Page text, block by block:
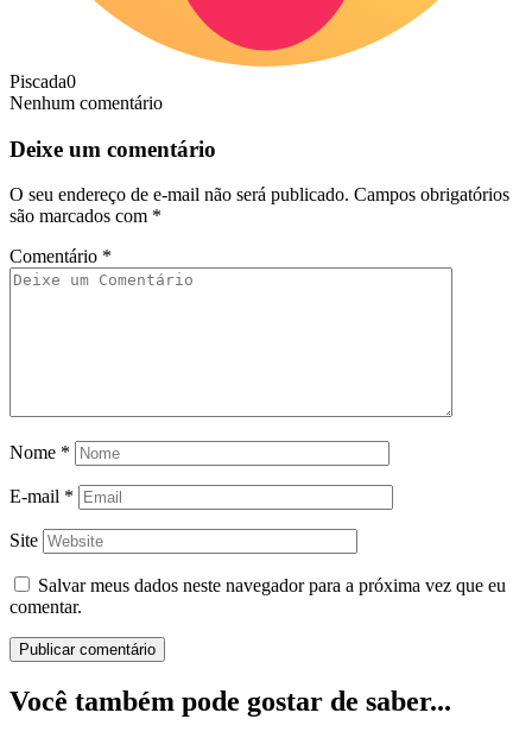
Piscada0
Nenhum comentário
Deixe um comentário
O seu endereço de e-mail não será publicado. Campos obrigatórios
são marcados com *
Comentário *
Nome *
E-mail *
Site
Salvar meus dados neste navegador para a próxima vez que eu
comentar.
Você também pode gostar de saber...